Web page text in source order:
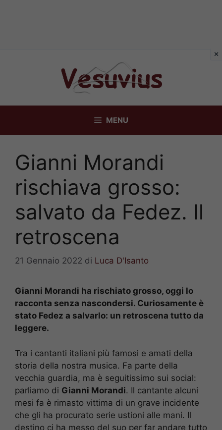
MENU
Gianni Morandi
rischiava grosso:
salvato da Fedez. Il
retroscena
21 Gennaio 2022 di Luca D'Isanto
Gianni Morandi ha rischiato grosso, oggi lo
racconta senza nascondersi. Curiosamente è
stato Fedez a salvarlo: un retroscena tutto da
leggere.
Tra i cantanti italiani più famosi e amati della
storia della nostra musica. Fa parte della
vecchia guardia, ma è seguitissimo sui social:
parliamo di Gianni Morandi. Il cantante alcuni
mesi fa è rimasto vittima di un grave incidente
che gli ha procurato serie ustioni alle mani. Il
destino ci ha messo del suo per far andare tutto